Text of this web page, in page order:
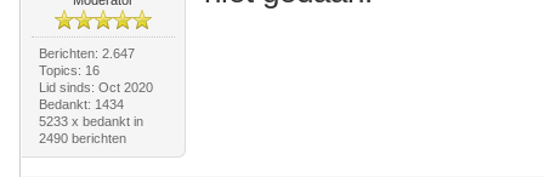
Berichten: 2.647
Topics: 16
Lid sinds: Oct 2020
Bedankt: 1434
5233 x bedankt in
2490 berichten